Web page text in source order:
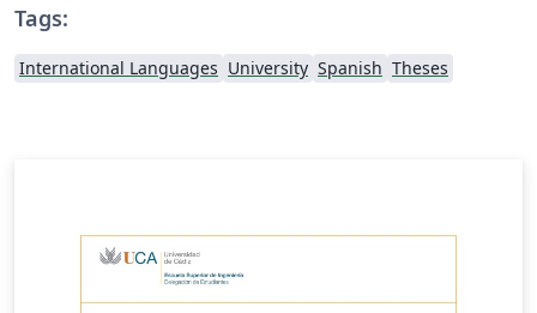
Tags:
International Languages University Spanish Theses